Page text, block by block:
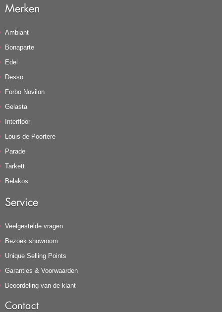
Merken
Ambiant
Bonaparte
Edel
Desso
Forbo Novilon
Gelasta
Interfloor
Louis de Poortere
Parade
Tarkett
Belakos
Service
Veelgestelde vragen
Bezoek showroom
Unique Selling Points
Garanties & Voorwaarden
Beoordeling van de klant
Contact